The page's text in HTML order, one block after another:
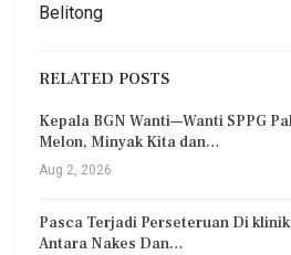
Belitong
RELATED POSTS
Kepala BGN Wanti—Wanti SPPG
Melon, Minyak Kita dan…
Aug 2, 2026
Pasca Terjadi Perseteruan Di
Antara Nakes Dan…